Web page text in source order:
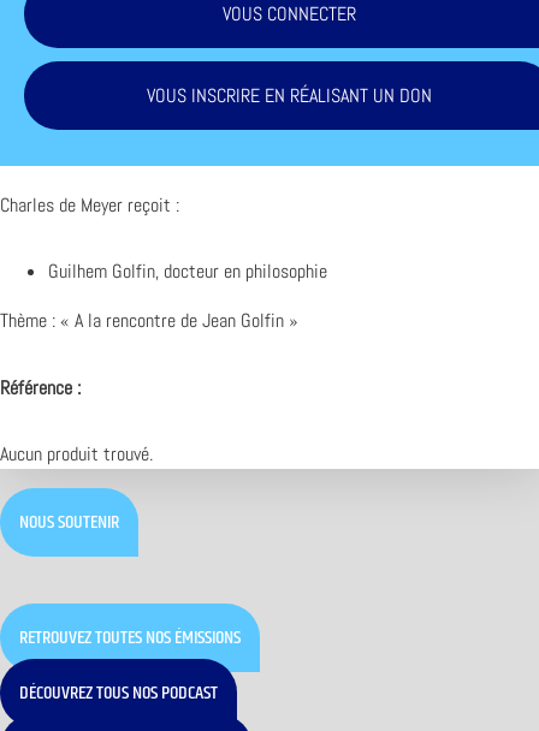
VOUS CONNECTER
VOUS INSCRIRE EN RÉALISANT UN DON
Charles de Meyer reçoit :
Guilhem Golfin, docteur en philosophie
Thème : « A la rencontre de Jean Golfin »
Référence :
Aucun produit trouvé.
NOUS SOUTENIR
RETROUVEZ TOUTES NOS ÉMISSIONS
DÉCOUVREZ TOUS NOS PODCAST